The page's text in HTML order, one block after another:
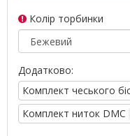
Колір торбинки
Додатково:
Комплект чеського
Комплект ниток DMC